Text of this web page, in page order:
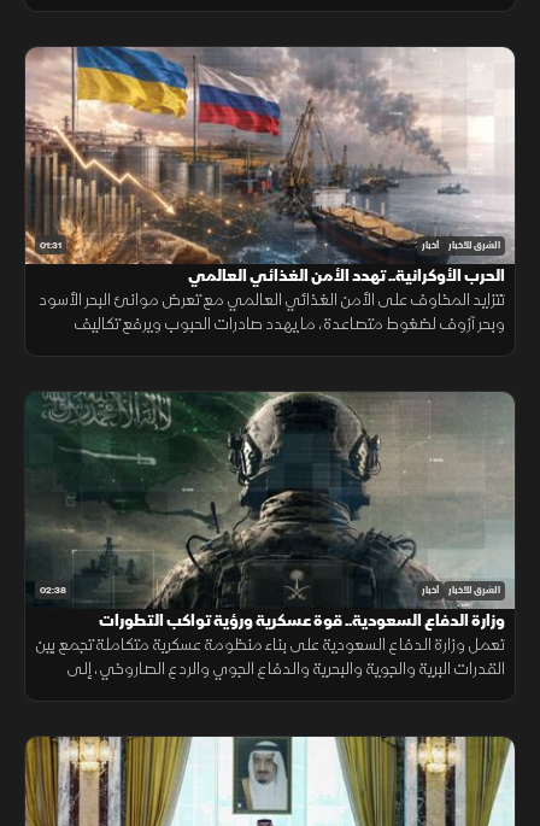
01:31 الشرق للأخبار أخبار
الحرب الأوكرانية.. تهدد الأمن الغذائي العالمي
تتزايد المخاوف على الأمن الغذائي العالمي مع تعرض موانئ البحر الأسود
وبحر آزوف لضغوط متصاعدة، ما يهدد صادرات الحبوب ويرفع تكاليف
02:38 الشرق للأخبار أخبار
وزارة الدفاع السعودية.. قوة عسكرية ورؤية تواكب التطورات
تعمل وزارة الدفاع السعودية على بناء منظومة عسكرية متكاملة تجمع بين
القدرات البرية والجوية والبحرية والدفاع الجوي والردع الصاروخي، إلى